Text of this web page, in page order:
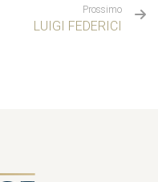
Prossimo
LUIGI FEDERICI